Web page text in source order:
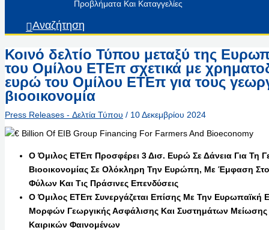
Προβλήματα Και Καταγγελίες
Αναζήτηση
Κοινό δελτίο Τύπου μεταξύ της
του Ομίλου ΕΤΕπ σχετικά με
ευρώ του Ομίλου ΕΤΕπ για τους
βιοοικονομία
Press Releases - Δελτία Τύπου / 10 Δεκεμβρίου 2024
Ο Όμιλος ΕΤΕπ Προσφέρει 3 Δισ. Ευρώ Σε Δάνεια Για Τη
Βιοοικονομίας Σε Ολόκληρη Την Ευρώπη, Με Έμφαση
Φύλων Και Τις Πράσινες Επενδύσεις
Ο Όμιλος ΕΤΕπ Συνεργάζεται Επίσης Με Την Ευρωπαϊκή
Μορφών Γεωργικής Ασφάλισης Και Συστημάτων
Καιρικών Φαινομένων